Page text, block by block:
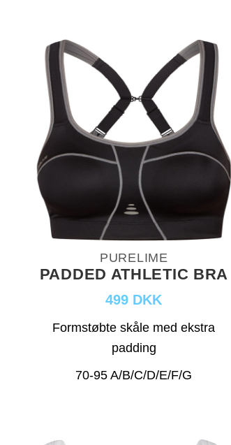
PURELIME
PADDED ATHLETIC BRA
499 DKK
Formstøbte skåle med ekstra
padding
70-95 A/B/C/D/E/F/G